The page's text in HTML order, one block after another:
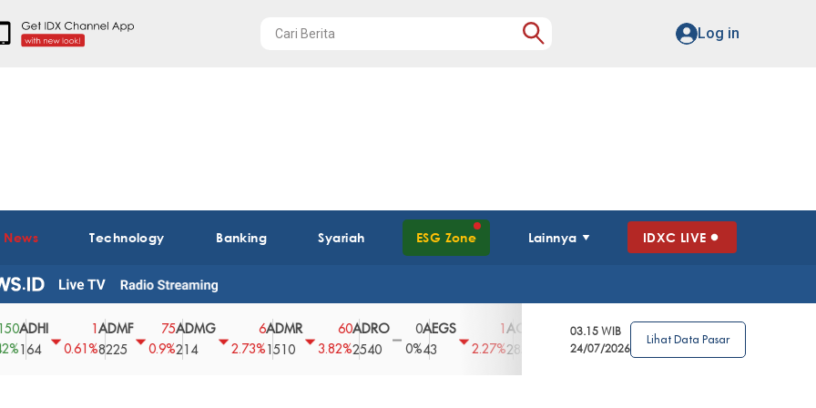
Log in
Technology Banking Syariah ESG Zone Lainnya IDXC LIVE
0.61%
ADMF
8225
75
0.9%
ADMG
214
2.73%
ADMR
1510
60
3.82%
ADRO
2540
0
0%
AEGS
2.27% 2850
3.39%
AGRO
4
2.63%
0%
03.15 WIB
24/07/2026
Lihat Data Pasar